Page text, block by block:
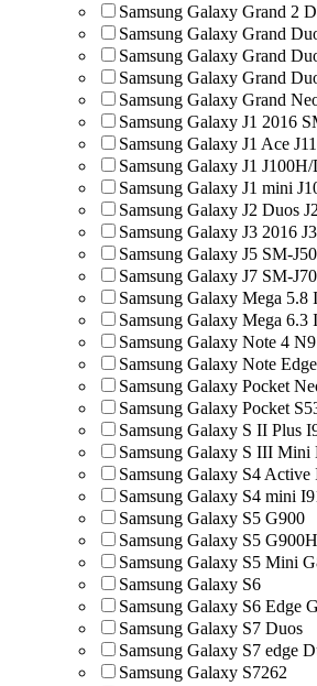
Samsung Galaxy Grand 2
Samsung Galaxy Grand
Samsung Galaxy Grand
Samsung Galaxy Grand
Samsung Galaxy Grand
Samsung Galaxy J1 2016
Samsung Galaxy J1 Ace
Samsung Galaxy J1 J100H/
Samsung Galaxy J1 mini
Samsung Galaxy J2 Duos
Samsung Galaxy J3 2016
Samsung Galaxy J5 SM-
Samsung Galaxy J7 SM-
Samsung Galaxy Mega 5.8
Samsung Galaxy Mega 6.3
Samsung Galaxy Note 4
Samsung Galaxy Note
Samsung Galaxy Pocket
Samsung Galaxy Pocket
Samsung Galaxy S II Plus
Samsung Galaxy S III Mini
Samsung Galaxy S4 Active
Samsung Galaxy S4 mini
Samsung Galaxy S5 G900
Samsung Galaxy S5 G900H
Samsung Galaxy S5 Mini
Samsung Galaxy S6
Samsung Galaxy S6 Edge
Samsung Galaxy S7 Duos
Samsung Galaxy S7 edge
Samsung Galaxy S7262